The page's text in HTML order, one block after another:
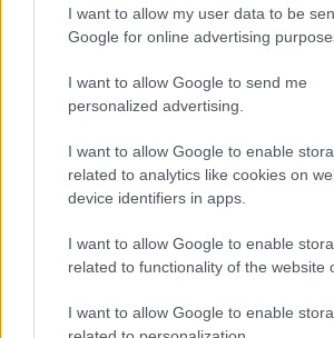
I want to allow my user data to be
Google for online advertising
I want to allow Google to send me
personalized advertising.
I want to allow Google to enable
related to analytics like cookies on
device identifiers in apps.
I want to allow Google to enable
related to functionality of the website
I want to allow Google to enable
Nem szeretne lemaradni semmiről? Csak egy
legfrissebb információkkal és exkluzív
postaládájába érkezik!
A SZOL24 legfrissebb 24 cikke
Problémák egész Jász-Nagykun-Szolnok
több otthoni kútból fogy ki a víz
Már magasabb szinten is nyomoznak
büntetőügyében, vesztegetés miatt 3 év